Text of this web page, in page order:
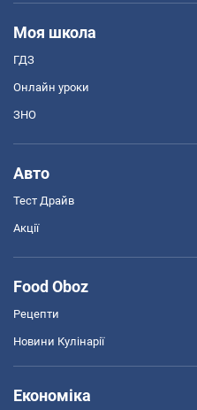
Моя школа
ГДЗ
Онлайн уроки
ЗНО
Авто
Тест Драйв
Акції
Food Oboz
Рецепти
Новини Кулінарії
Економіка